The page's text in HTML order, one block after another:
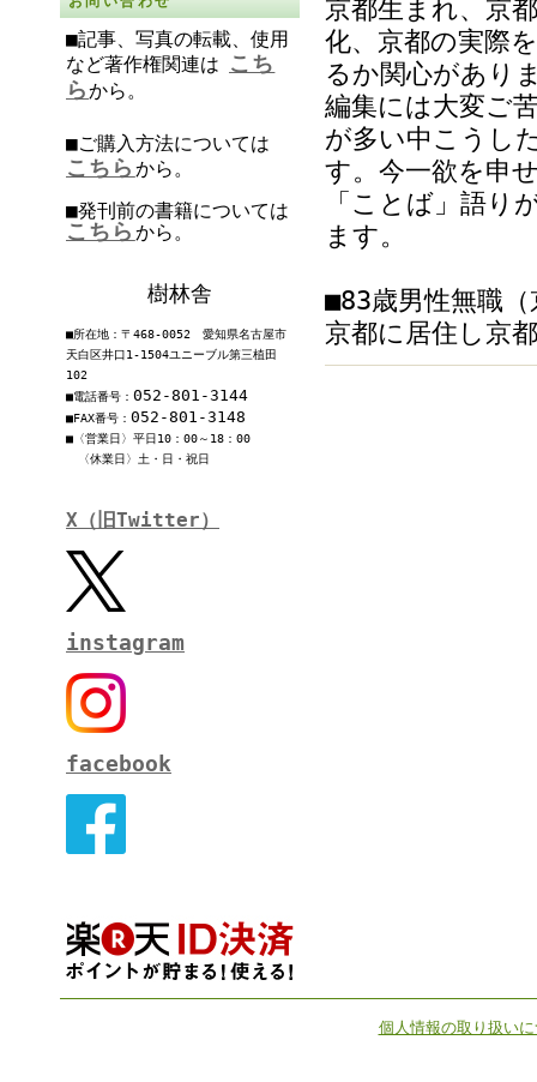
■記事、写真の転載、使用
など著作権関連は こち
らから。
■ご購入方法については
こちら から。
■発刊前の書籍については
こちら から。
樹林舎
■所在地：〒468-0052 愛知県名古屋市
天白区井口1-1504ユニーブル第三植田
102
■電話番号： 052-801-3144
■FAX番号： 052-801-3148
■〈営業日〉平日10：00～18：00
〈休業日〉土・日・祝日
X（旧Twitter）
instagram
facebook
京都生まれ、京
化、京都の実際
るか関心があり
編集には大変ご
が多い中こうし
す。今一欲を申
「ことば」語り
ます。
■83歳男性無職
京都に居住し京
個人情報の取り扱い